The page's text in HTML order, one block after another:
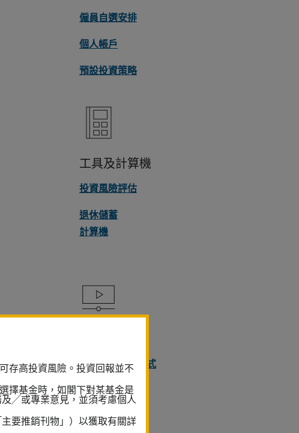
存高投資風險。投資回報並不
擇基金時，如閣下對某基金是
╱或專業意見，並須考慮個人
要推銷刊物」）以獲取有關詳
僱員自選安排
個人帳戶
預設投資策略
工具及計算機
投資風險評估
退休儲蓄
計算機
多元經理投資模式
整合個人帳戶